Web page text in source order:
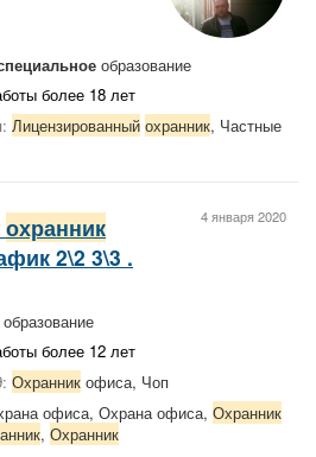
образование
более 18 лет
Лицензированный охранник, Частные
4 января 2020
охранник
2\2 3\3 .
образование
более 12 лет
Охранник офиса, Чоп
офиса, Охрана офиса, Охранник
, Охранник